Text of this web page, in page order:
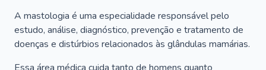
A mastologia é uma especialidade responsável pelo
estudo, análise, diagnóstico, prevenção e tratamento de
doenças e distúrbios relacionados às glândulas mamárias.